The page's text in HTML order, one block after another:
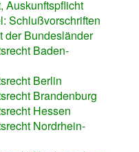
Auskunftspflicht
Schlußvorschriften
der Bundesländer
Baden-
Berlin
Brandenburg
Hessen
Nordrhein-